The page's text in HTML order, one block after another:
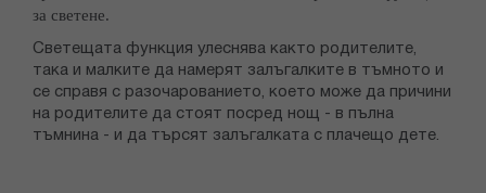
за светене.
Светещата функция улеснява както родителите,
така и малките да намерят залъгалките в тъмното и
се справя с разочарованието, което може да причини
на родителите да стоят посред нощ - в пълна
тъмнина - и да търсят залъгалката с плачещо дете.